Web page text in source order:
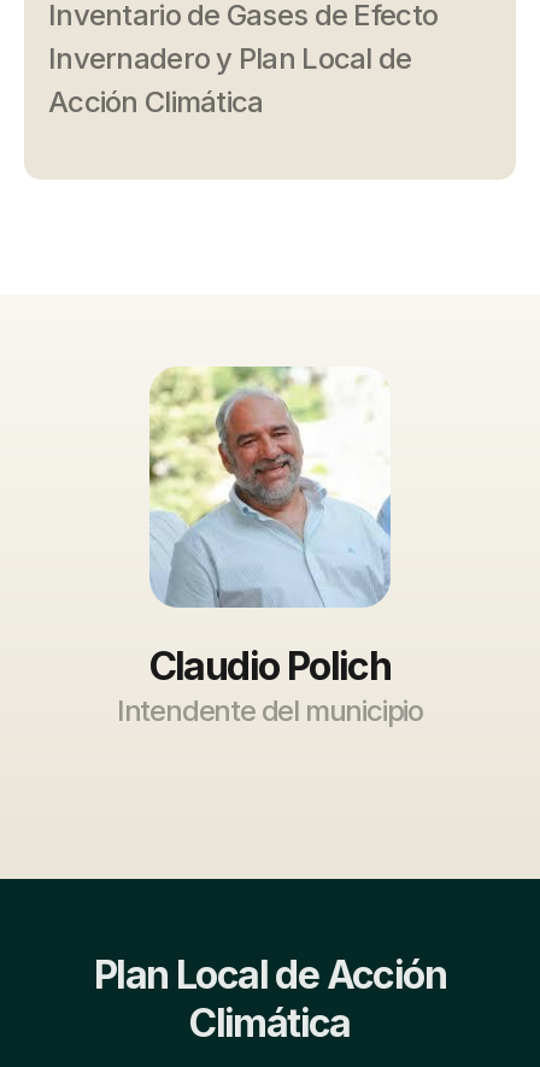
Inventario de Gases de Efecto
Invernadero y Plan Local de
Acción Climática
Claudio Polich
Intendente del municipio
Plan Local de Acción
Climática